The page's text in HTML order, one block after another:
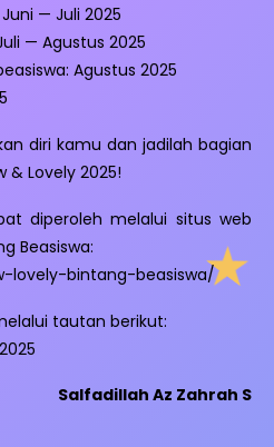
Juni — Juli 2025
— Agustus 2025
Agustus 2025
diri kamu dan jadilah bagian
& Lovely 2025!
diperoleh melalui situs web
Beasiswa:
lovely-bintang-beasiswa/
tautan berikut:
Salfadillah Az Zahrah S